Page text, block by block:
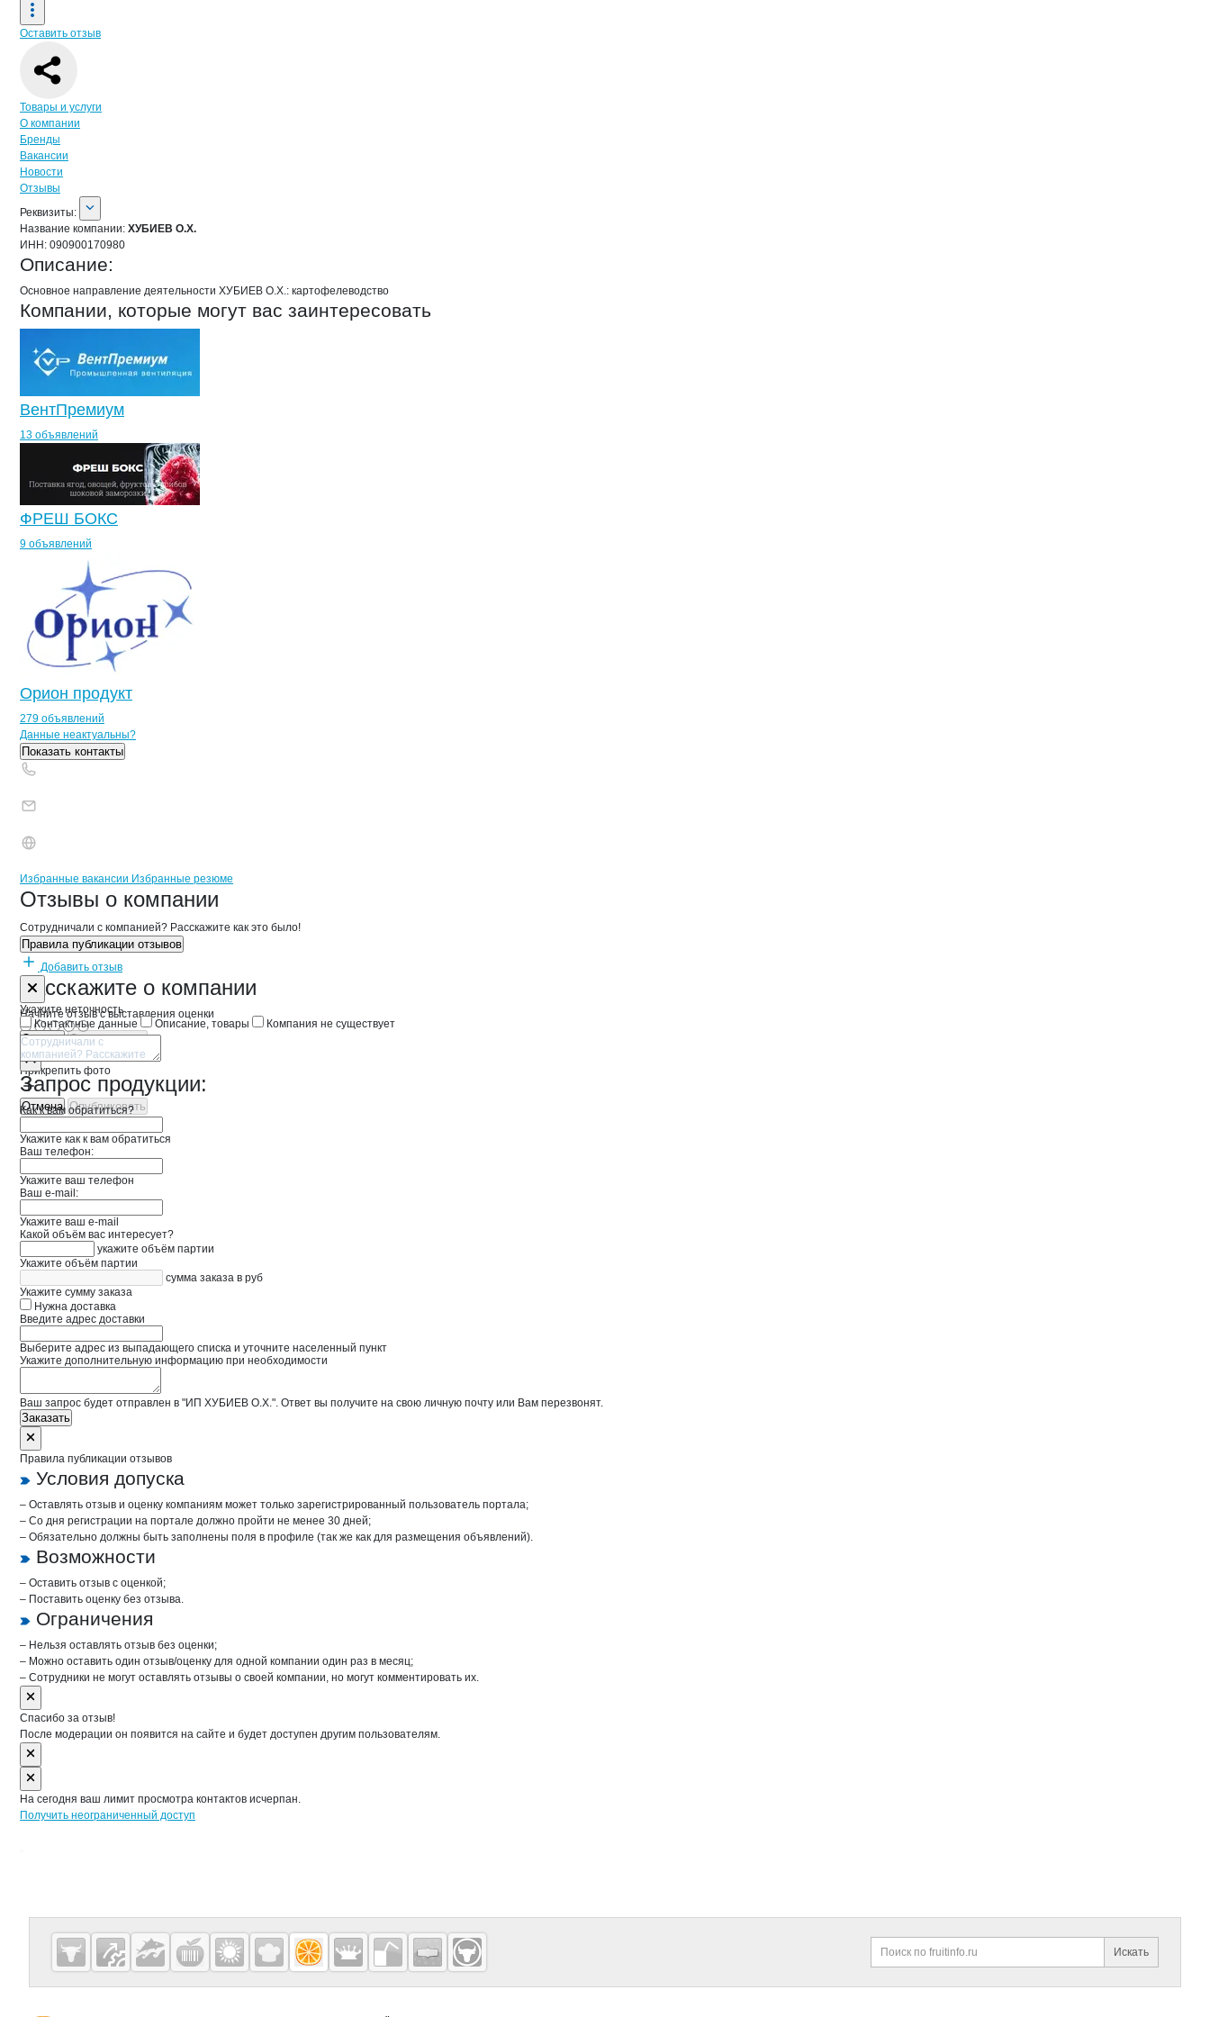
Оставить отзыв
Навигация по странице
Товары и услуги
О компании
Бренды
Вакансии
Новости
Отзывы
О компании
Реквизиты
Реквизиты:
Название компании: ХУБИЕВ О.Х.
ИНН: 090900170980
Описание:
Основное направление деятельности ХУБИЕВ О.Х.: картофелеводство
Компании, которые могут вас заинтересовать
ВентПремиум
13 объявлений
ФРЕШ БОКС
9 объявлений
Орион продукт
279 объявлений
Контактыкомпании
+7(800)000-00-..
Данные неактуальны?
Показать контакты
Брендыкомпани ХУБИЕВ О.Х.
Вакансии вХУБИЕВ О.Х.
Избранные вакансии Избранные резюме
Новости oХУБИЕВ О.Х., ИП
Отзывы о компании
Сотрудничали с компанией? Расскажите как это было!
Правила публикации отзывов
Добавить отзыв
Расскажите о компании
Начните отзыв с выставления оценки
Прикрепить фото
Отмена Опубликовать
Форма обратной связи о неточностях на странице
Укажите неточность
Контактные данные
Описание, товары Компания не существует
Отмена Опубликовать
Запрос продукции:
Как к вам обратиться?
Укажите как к вам обратиться
Ваш телефон:
Укажите ваш телефон
Ваш e-mail:
Укажите ваш e-mail
Какой объём вас интересует?
укажите объём партии
Укажите объём партии
сумма заказа в руб
Укажите сумму заказа
Нужна доставка
Введите адрес доставки
Выберите адрес из выпадающего списка и уточните населенный пункт
Укажите дополнительную информацию при необходимости
Ваш запрос будет отправлен в "ИП ХУБИЕВ О.Х.". Ответ вы получите на свою личную почту или Вам перезвонят.
Заказать
Правила публикации отзывов
Условия допуска
– Оставлять отзыв и оценку компаниям может только зарегистрированный пользователь портала;
– Со дня регистрации на портале должно пройти не менее 30 дней;
– Обязательно должны быть заполнены поля в профиле (так же как для размещения объявлений).
Возможности
– Оставить отзыв с оценкой;
– Поставить оценку без отзыва.
Ограничения
– Нельзя оставлять отзыв без оценки;
– Можно оставить один отзыв/оценку для одной компании один раз в месяц;
– Сотрудники не могут оставлять отзывы о своей компании, но могут комментировать их.
Спасибо за отзыв!
После модерации он появится на сайте и будет доступен другим пользователям.
На сегодня ваш лимит просмотра контактов исчерпан.
Получить неограниченный доступ
Дополнительная информация
Искать
Cсылки на полезные проекты
Fruitinfo.ru
— рынок